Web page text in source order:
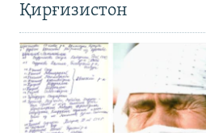
Қирғизистон